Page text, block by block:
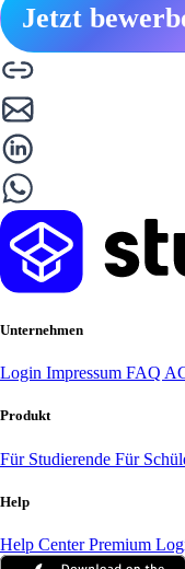
Jetzt
Unternehmen
Login Impressum FAQ
Produkt
Für Studierende Für
Help
Help CenterPremium